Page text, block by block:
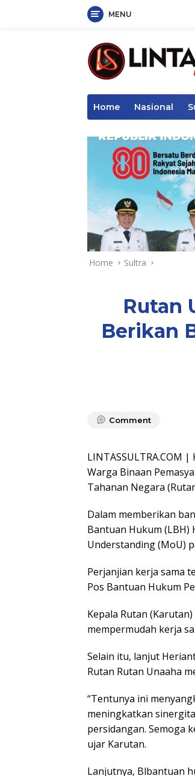
MENU
Home Nasional
Home Sultra
Rutan
Berikan
Comment
LINTASSULTRA.COM
Warga Binaan
Tahanan Negara
Dalam memberikan
Bantuan Hukum
Understanding (MoU)
Perjanjian kerja sama
Pos Bantuan Hukum
Kepala Rutan
mempermudah kerja
Selain itu, lanjut
Rutan Rutan Unaaha
“Tentunya ini
meningkatkan
persidangan. Semoga
ujar Karutan.
Lanjutnya, Blbantuan